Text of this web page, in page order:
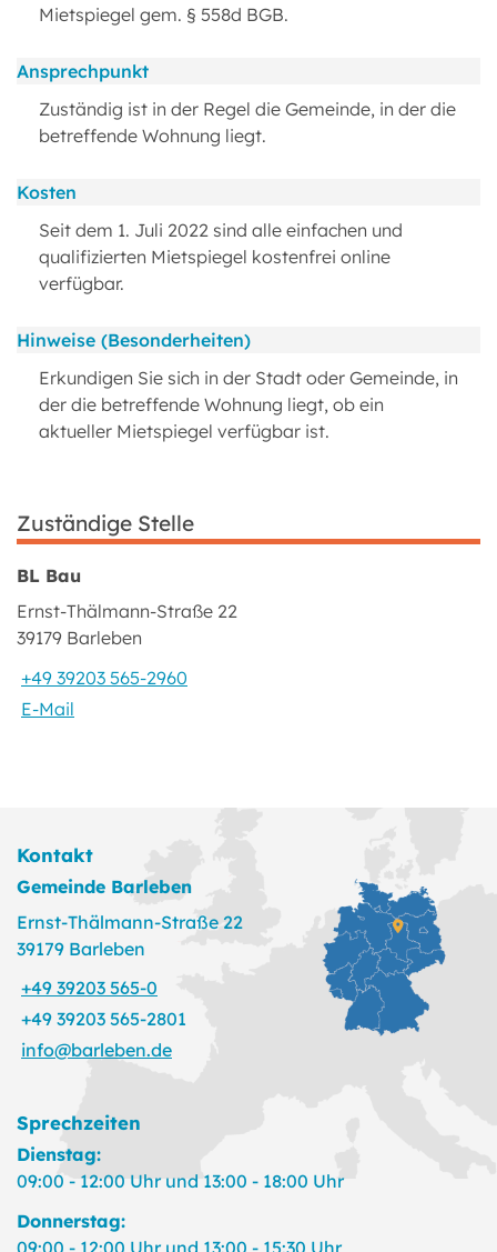
Mietspiegel gem. § 558d BGB.
Ansprechpunkt
Zuständig ist in der Regel die Gemeinde, in der die
betreffende Wohnung liegt.
Kosten
Seit dem 1. Juli 2022 sind alle einfachen und
qualifizierten Mietspiegel kostenfrei online
verfügbar.
Hinweise (Besonderheiten)
Erkundigen Sie sich in der Stadt oder Gemeinde, in
der die betreffende Wohnung liegt, ob ein
aktueller Mietspiegel verfügbar ist.
Zuständige Stelle
BL Bau
Ernst-Thälmann-Straße 22
39179 Barleben
+49 39203 565-2960
E-Mail
Kontakt
Gemeinde Barleben
Ernst-Thälmann-Straße 22
39179 Barleben
+49 39203 565-0
+49 39203 565-2801
info@barleben.de
Sprechzeiten
Dienstag:
09:00 - 12:00 Uhr und 13:00 - 18:00 Uhr
Donnerstag: